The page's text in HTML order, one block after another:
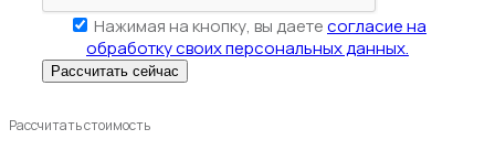
Нажимая на кнопку, вы даетесогласие на
обработку своих персональных данных.
Рассчитать стоимость